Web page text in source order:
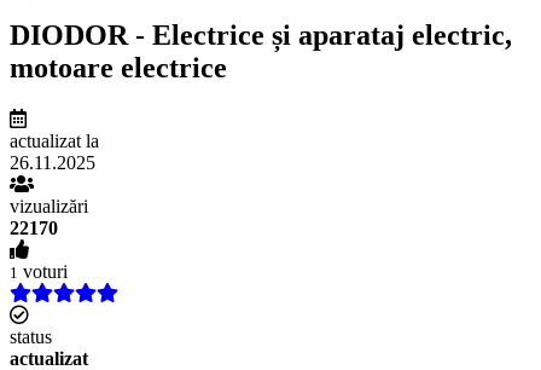
DIODOR - Electrice și aparataj electric,
motoare electrice
actualizat la
26.11.2025
vizualizări
22170
1 voturi
status
actualizat